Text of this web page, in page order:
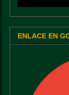
ENLACE EN